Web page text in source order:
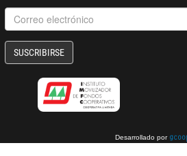
SUSCRIBIRSE
Desarrollado por